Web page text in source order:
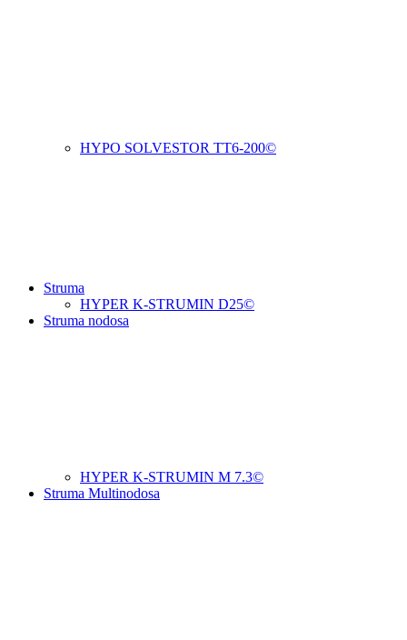
HYPO SOLVESTOR TT6-200©
Struma
HYPER K-STRUMIN D25©
Struma nodosa
HYPER K-STRUMIN M 7.3©
Struma Multinodosa